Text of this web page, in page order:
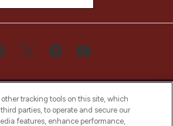
tracking tools on this site, which
parties, to operate and secure our
features, enhance performance,